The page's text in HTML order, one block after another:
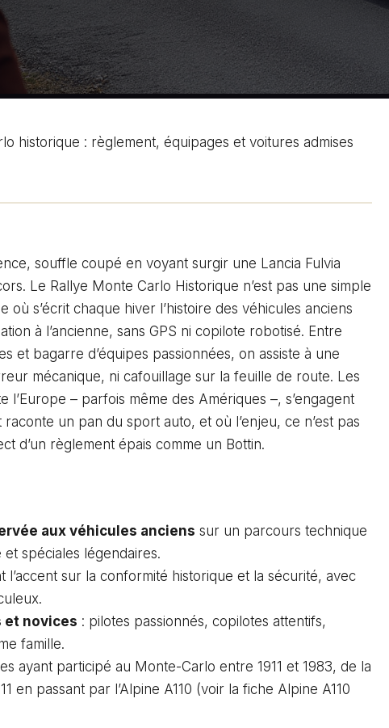
historique : règlement, équipages et voitures admises
souffle coupé en voyant surgir une Lancia Fulvia
Le Rallye Monte Carlo Historique n’est pas une simple
où s’écrit chaque hiver l’histoire des véhicules anciens
à l’ancienne, sans GPS ni copilote robotisé. Entre
et bagarre d’équipes passionnées, on assiste à une
mécanique, ni cafouillage sur la feuille de route. Les
l’Europe – parfois même des Amériques –, s’engagent
un pan du sport auto, et où l’enjeu, ce n’est pas
d’un règlement épais comme un Bottin.
aux véhicules anciens sur un parcours technique
spéciales légendaires.
l’accent sur la conformité historique et la sécurité, avec
et novices : pilotes passionnés, copilotes attentifs,
famille.
ayant participé au Monte-Carlo entre 1911 et 1983, de la
en passant par l’Alpine A110 (voir la fiche Alpine A110